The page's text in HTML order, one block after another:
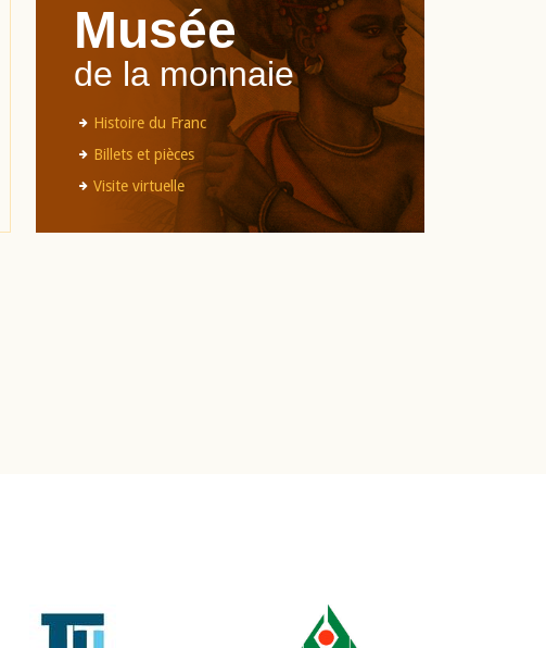
Musée
de la monnaie
Histoire du Franc
Billets et pièces
Visite virtuelle